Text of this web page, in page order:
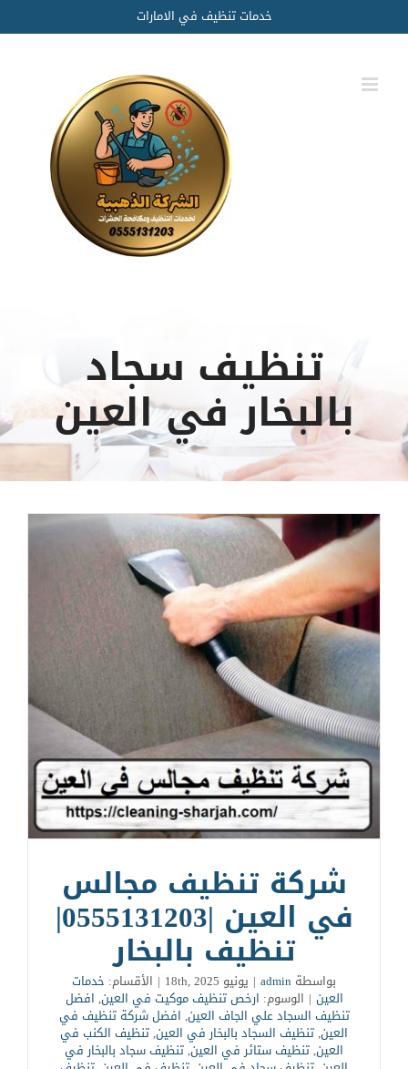
to
content
خدمات تنظيف في الامارات
تنظيف سجاد
بالبخار في العين
شركة تنظيف مجالس
في العين |0555131203|
تنظيف بالبخار
بواسطة admin
| يونيو 18th, 2025 | الأقسام: خدمات
العين | الوسوم: ارخص تنظيف موكيت في العين, افضل
تنظيف السجاد علي الجاف العين, افضل شركة تنظيف في
العين,تنظيف السجاد بالبخار في العين,تنظيف الكنب في
العين,تنظيف ستائر في العين,تنظيف سجاد بالبخار في